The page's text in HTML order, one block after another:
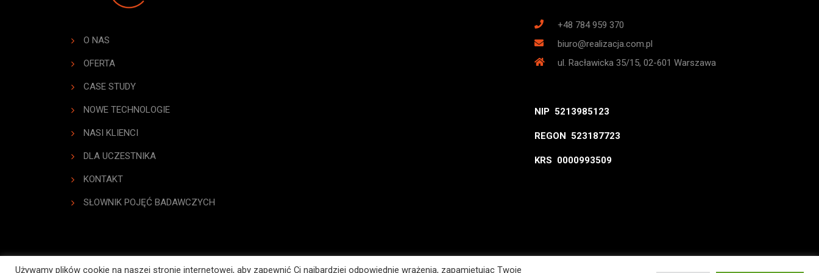
O NAS
OFERTA
CASE STUDY
NOWE TECHNOLOGIE
NASI KLIENCI
DLA UCZESTNIKA
KONTAKT
SŁOWNIK POJĘĆ BADAWCZYCH
+48 784 959 370
biuro@realizacja.com.pl
ul. Racławicka 35/15, 02-601 Warszawa
NIP 5213985123
REGON 523187723
KRS 0000993509
Używamy plików cookie na naszej stronie internetowej, aby zapewnić Ci najbardziej odpowiednie wrażenia, zapamiętując Twoje